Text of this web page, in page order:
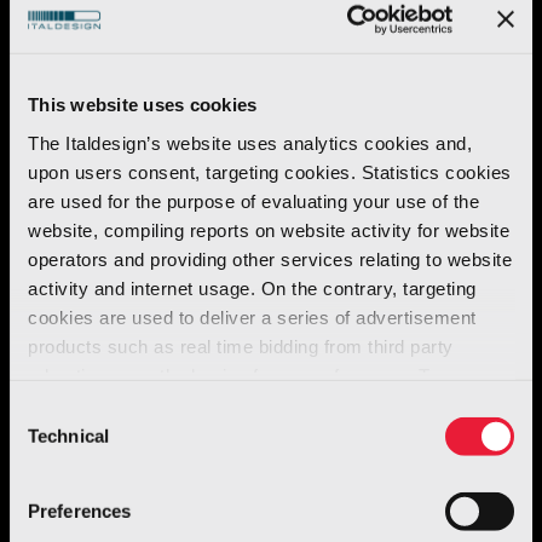
This website uses cookies
The Italdesign’s website uses analytics cookies and,
upon users consent, targeting cookies. Statistics cookies
are used for the purpose of evaluating your use of the
website, compiling reports on website activity for website
operators and providing other services relating to website
activity and internet usage. On the contrary, targeting
cookies are used to deliver a series of advertisement
products such as real time bidding from third party
Selection
Technical
Preferences
GENE.01 - Robot umanoide italiano